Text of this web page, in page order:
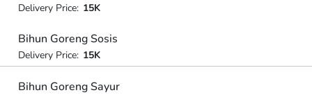
Delivery Price: 15K
Bihun Goreng Sosis
Delivery Price: 15K
Bihun Goreng Sayur